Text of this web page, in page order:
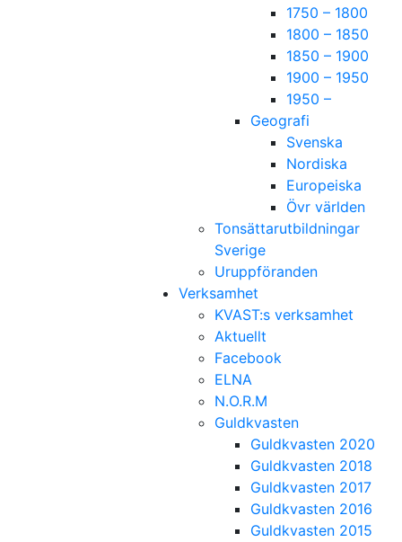
1750 – 1800
1800 – 1850
1850 – 1900
1900 – 1950
1950 –
Geografi
Svenska
Nordiska
Europeiska
Övr världen
Tonsättarutbildningar
Sverige
Uruppföranden
Verksamhet
KVAST:s verksamhet
Aktuellt
Facebook
ELNA
N.O.R.M
Guldkvasten
Guldkvasten 2020
Guldkvasten 2018
Guldkvasten 2017
Guldkvasten 2016
Guldkvasten 2015